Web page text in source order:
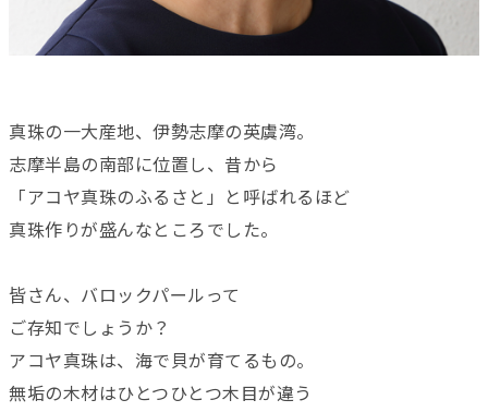
真珠の一大産地、伊勢志摩の英虞湾。
志摩半島の南部に位置し、昔から
「アコヤ真珠のふるさと」と呼ばれるほど
真珠作りが盛んなところでした。
皆さん、バロックパールって
ご存知でしょうか？
アコヤ真珠は、海で貝が育てるもの。
無垢の木材はひとつひとつ木目が違う